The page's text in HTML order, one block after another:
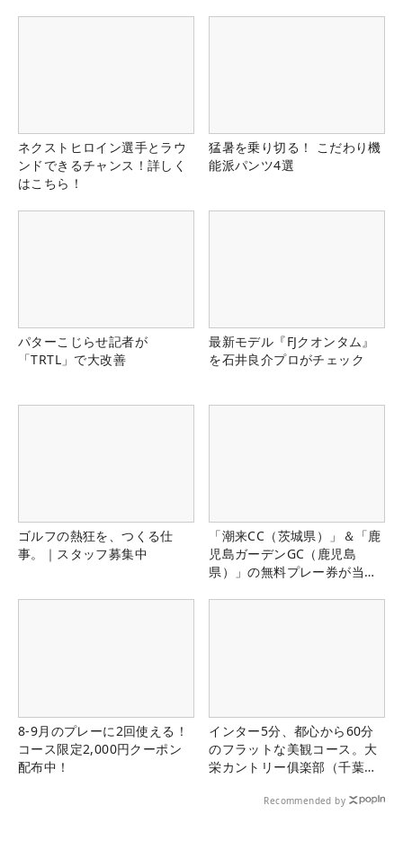
ネクストヒロイン選手とラウ
ンドできるチャンス！詳しく
はこちら！
猛暑を乗り切る！ こだわり機
能派パンツ4選
パターこじらせ記者が
「TRTL」で大改善
最新モデル『FJクオンタム』
を石井良介プロがチェック
ゴルフの熱狂を、つくる仕
事。｜スタッフ募集中
「潮来CC（茨城県）」＆「鹿
児島ガーデンGC（鹿児島
県）」の無料プレー券が当た
8-9月のプレーに2回使える！
コース限定2,000円クーポン
配布中！
インター5分、都心から60分
のフラットな美観コース。大
栄カントリー俱楽部（千葉
Recommended by